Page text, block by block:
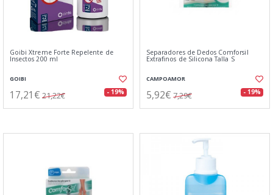
Goibi Xtreme Forte Repelente de
Insectos 200 ml
GOIBI
17,21€ 21,22€ - 19%
Separadores de Dedos Comforsil
Extrafinos de Silicona Talla S
CAMPOAMOR
5,92€ 7,29€ - 19%